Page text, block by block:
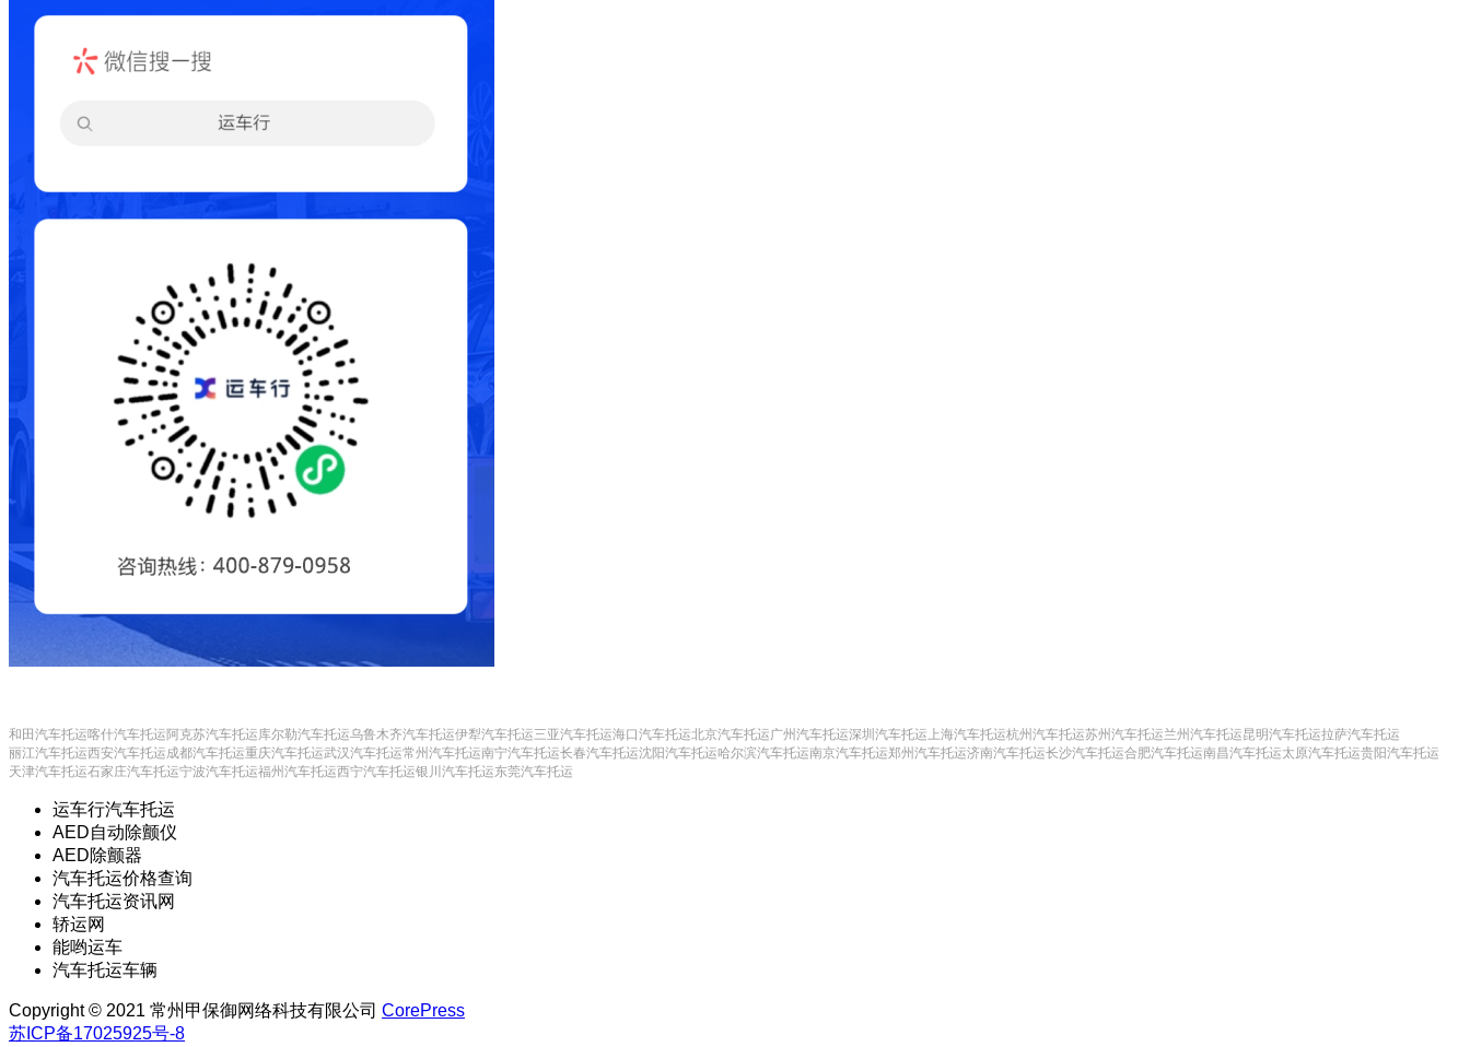
和田汽车托运喀什汽车托运阿克苏汽车托运库尔勒汽车托运乌鲁木齐汽车托运伊犁汽车托运三亚汽车托运海口汽车托运北京汽车托运广州汽车托运深圳汽车托运 上海汽车托运杭州汽车托运苏州汽车托运兰州汽车托运昆明汽车托运拉萨汽车托运
丽江汽车托运西安汽车托运成都汽车托运重庆汽车托运武汉汽车托运常州汽车托运南宁汽车托运长春汽车托运沈阳汽车托运哈尔滨汽车托运南京汽车托运郑州汽车托运济南汽车托运长沙汽车托运合肥汽车托运南昌汽车托运太原汽车托运贵阳汽车托运
天津汽车托运石家庄汽车托运宁波汽车托运福州汽车托运西宁汽车托运银川汽车托运东莞汽车托运
运车行汽车托运
AED自动除颤仪
AED除颤器
汽车托运价格查询
汽车托运资讯网
轿运网
能哟运车
汽车托运车辆
Copyright © 2021 常州甲保御网络科技有限公司 CorePress
苏ICP备17025925号-8